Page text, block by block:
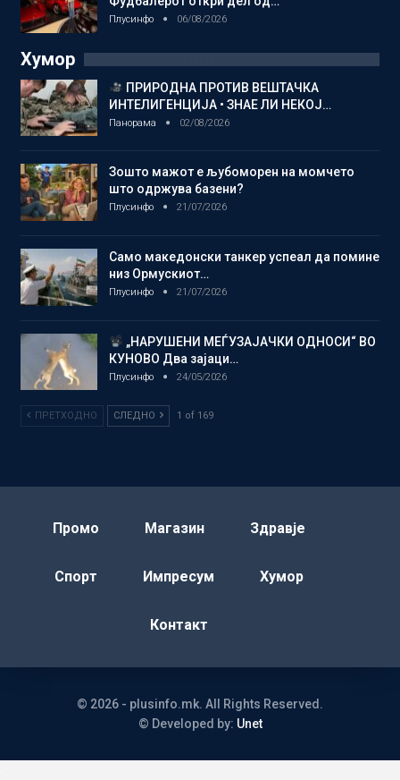
Плусинфо 06/08/2026
Хумор
ПРИРОДНА ПРОТИВ ВЕШТАЧКА
ИНТЕЛИГЕНЦИЈА • ЗНАЕ ЛИ НЕКОЈ…
Панорама 02/08/2026
Зошто мажот е љубоморен на момчето
што одржува базени?
Плусинфо 21/07/2026
Само македонски танкер успеал да помине
низ Ормускиот…
Плусинфо 21/07/2026
„НАРУШЕНИ МЕЃУЗАЈАЧКИ ОДНОСИ“ ВО
КУНОВО Два зајаци…
Плусинфо 24/05/2026
ПРЕТХОДНО СЛЕДНО 1 of 169
Промо Магазин Здравје
Спорт Импресум Хумор
Контакт
© 2026 - plusinfo.mk. All Rights Reserved.
© Developed by: Unet